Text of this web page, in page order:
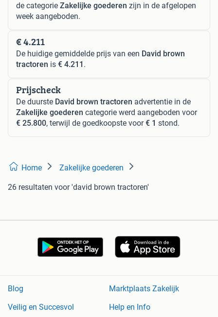
de categorie Zakelijke goederen zijn in de afgelopen
week aangeboden.
€ 4.211
De huidige gemiddelde prijs van een David brown
tractoren is € 4.211 .
Prijscheck
De duurste David brown tractoren advertentie in de
Zakelijke goederen categorie werd aangeboden voor
€ 25.800, terwijl de goedkoopste voor€ 1 stond.
Home Zakelijke goederen
26 resultaten voor 'david brown tractoren'
Blog
Marktplaats Zakelijk
Veilig en Succesvol
Help en Info